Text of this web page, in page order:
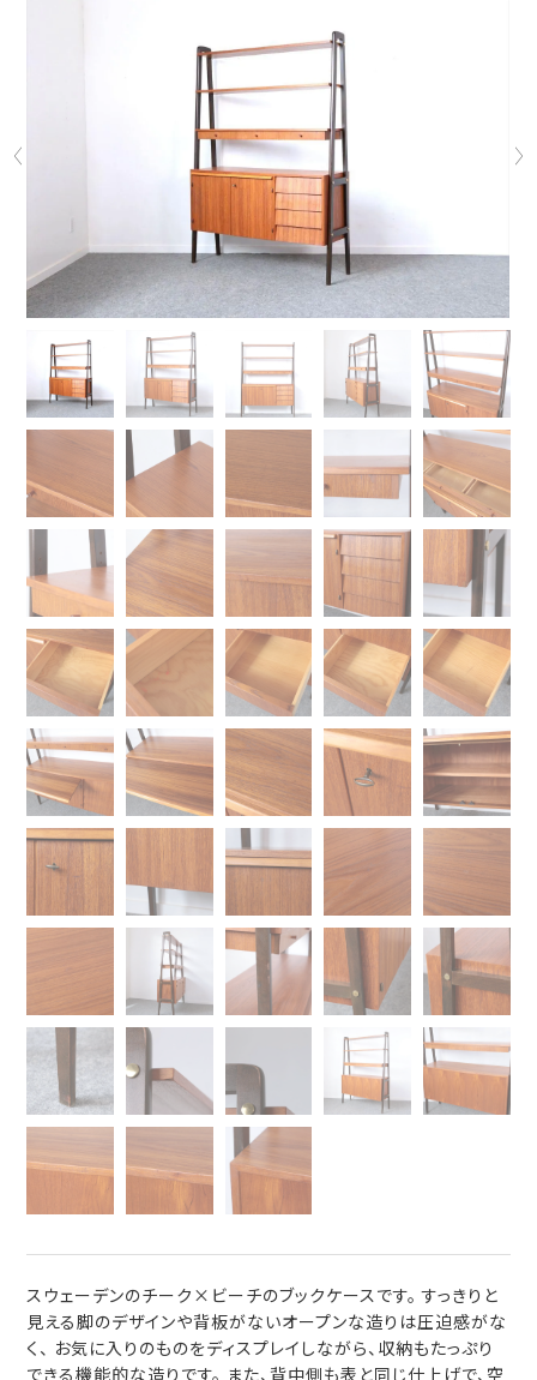
スウェーデンのチーク×ビーチのブックケースです。 すっきりと
見える脚のデザインや背板がないオープンな造りは圧迫感がな
く、 お気に入りのものをディスプレイしながら、収納もたっぷり
できる機能的な造りです。 また、背中側も表と同じ仕上げで、空